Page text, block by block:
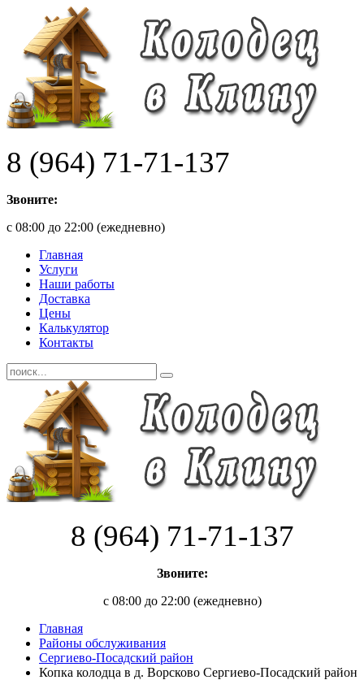
8 (964) 71-71-137
Звоните:
с 08:00 до 22:00 (ежедневно)
Главная
Услуги
Наши работы
Доставка
Цены
Калькулятор
Контакты
8 (964) 71-71-137
Звоните:
с 08:00 до 22:00 (ежедневно)
Главная
Районы обслуживания
Сергиево-Посадский район
Копка колодца в д. Ворсково Сергиево-Посадский район